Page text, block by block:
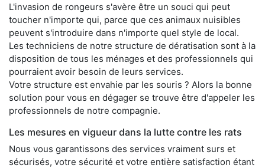
L'invasion de rongeurs s'avère être un souci qui peut
toucher n'importe qui, parce que ces animaux nuisibles
peuvent s'introduire dans n'importe quel style de local.
Les techniciens de notre structure de dératisation sont à la
disposition de tous les ménages et des professionnels qui
pourraient avoir besoin de leurs services.
Votre structure est envahie par les souris ? Alors la bonne
solution pour vous en dégager se trouve être d'appeler les
professionnels de notre compagnie.
Les mesures en vigueur dans la lutte contre les rats
Nous vous garantissons des services vraiment surs et
sécurisés, votre sécurité et votre entière satisfaction étant